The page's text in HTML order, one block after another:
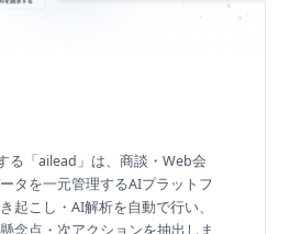
る「ailead」は、商談・Web会
タを一元管理するAIプラットフ
起こし・AI解析を自動で行い、
念点・次アクションを抽出しま